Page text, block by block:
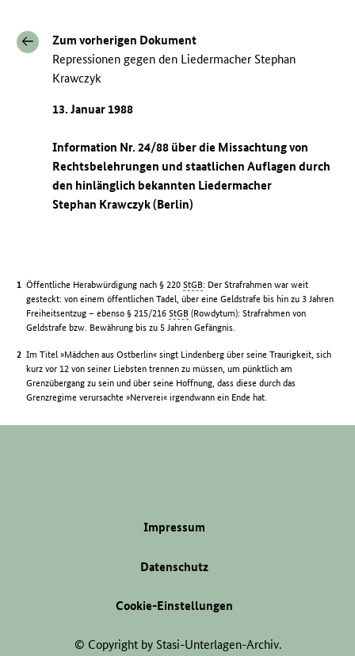
Zum vorherigen Dokument
Repressionen gegen den Liedermacher Stephan
Krawczyk
13. Januar 1988
Information Nr. 24/88 über die Missachtung von
Rechtsbelehrungen und staatlichen Auflagen durch
den hinlänglich bekannten Liedermacher
Stephan Krawczyk (Berlin)
Öffentliche Herabwürdigung nach § 220StGB: Der Strafrahmen war weit
gesteckt: von einem öffentlichen Tadel, über eine Geldstrafe bis hin zu 3 Jahren
Freiheitsentzug – ebenso § 215/216StGB (Rowdytum): Strafrahmen von
Geldstrafe bzw. Bewährung bis zu 5 Jahren Gefängnis.
Im Titel »Mädchen aus Ostberlin« singt Lindenberg über seine Traurigkeit, sich
kurz vor 12 von seiner Liebsten trennen zu müssen, um pünktlich am
Grenzübergang zu sein und über seine Hoffnung, dass diese durch das
Grenzregime verursachte »Nerverei« irgendwann ein Ende hat.
Impressum
Datenschutz
Cookie-Einstellungen
© Copyright by Stasi-Unterlagen-Archiv.